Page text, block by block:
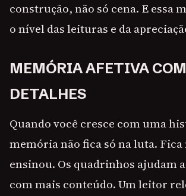
construção, não só cena. E essa
o nível das leituras e da
MEMÓRIA AFETIVA
DETALHES
Quando você cresce com uma
memória não fica só na luta.
ensinou. Os quadrinhos ajudam
com mais conteúdo. Um leitor